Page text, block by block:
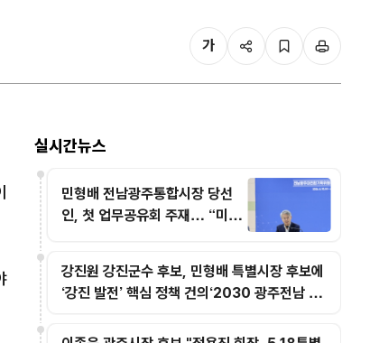
가
실시간뉴스
민형배 전남광주통합시장 당선
인, 첫 업무공유회 주재… “미래
강진원 강진군수 후보, 민형배 특별시장 후보에
‘강진 발전’ 핵심 정책 건의‘2030 광주전남 세
건립’ 등 2건 요청"소속 정당 떠나 지역 발전 위